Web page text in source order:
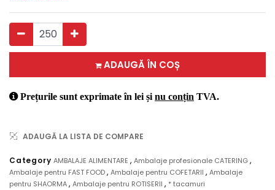
ADAUGĂ ÎN COȘ
Prețurile sunt exprimate în lei și nu conțin TVA.
ADAUGĂ LA LISTA DE COMPARE
CategoryAMBALAJE ALIMENTARE,Ambalaje profesionale CATERING,
Ambalaje pentru FAST FOOD, Ambalaje pentru COFETARII , Ambalaje
pentru SHAORMA, Ambalaje pentru ROTISERII , * tacamuri